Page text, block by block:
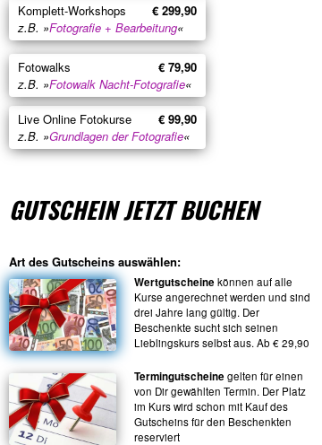
Komplett-Workshops
€ 299,90
z.B. »Fotografie + Bearbeitung«
Fotowalks
€ 79,90
z.B. »Fotowalk Nacht-Fotografie«
Live Online Fotokurse
€ 99,90
z.B. »Grundlagen der Fotografie«
GUTSCHEIN JETZT BUCHEN
Art des Gutscheins auswählen:
Wertgutscheine können auf alle
Kurse angerechnet werden und sind
drei Jahre lang gültig. Der
Beschenkte sucht sich seinen
Lieblingskurs selbst aus. Ab € 29,90
Termingutscheine gelten für einen
von Dir gewählten Termin. Der Platz
im Kurs wird schon mit Kauf des
Gutscheins für den Beschenkten
reserviert